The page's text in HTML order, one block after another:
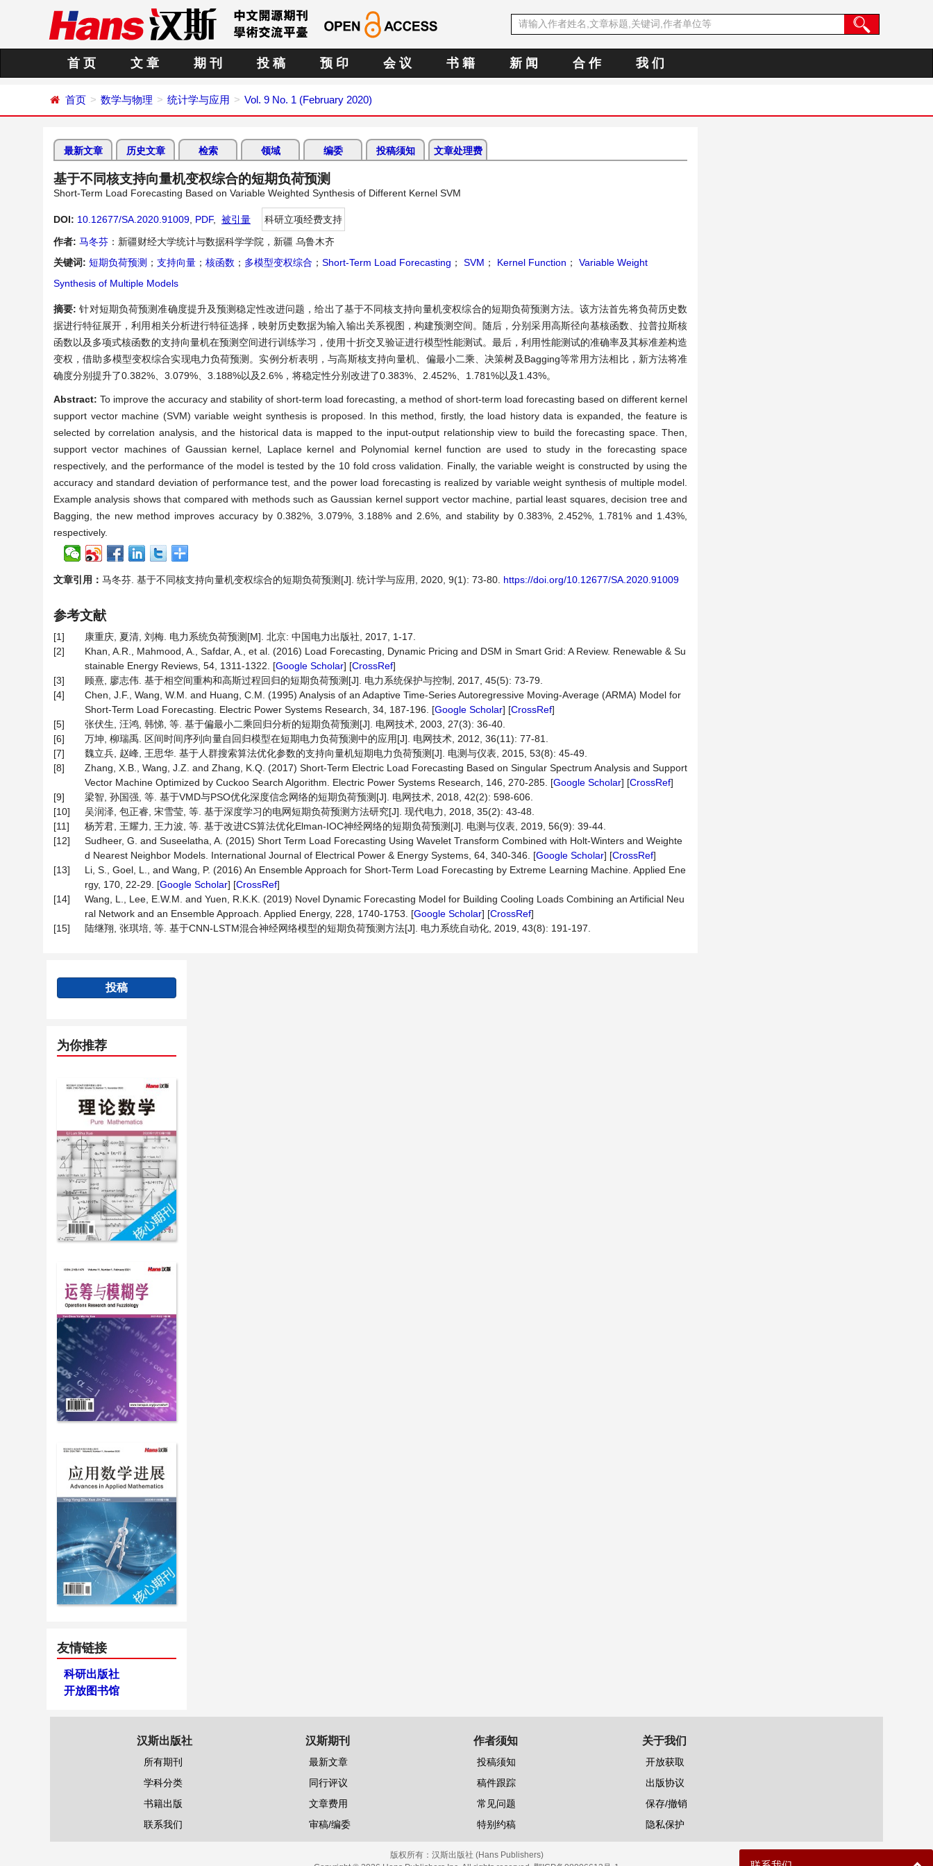
首 页 文 章 期 刊 投 稿 预 印 会 议 书 籍 新 闻 合 作 我 们
首页 数学与物理 统计学与应用 Vol. 9 No. 1 (February 2020)
最新文章 历史文章 检索 领域 编委 投稿须知 文章处理费
基于不同核支持向量机变权综合的短期负荷预测
Short-Term Load Forecasting Based on Variable Weighted Synthesis of Different Kernel SVM
DOI: 10.12677/SA.2020.91009 PDF, 被引量
科研立项经费支持
作者: 马冬芬 ：新疆财经大学统计与数据科学学院，新疆 乌鲁木齐
关键词: 短期负荷预测 ； 支持向量 ； 核函数 ； 多模型变权综合 ； Short-Term Load Forecasting ； SVM ； Kernel Function ；
Variable Weight
Synthesis of Multiple Models
摘要:针对短期负荷预测准确度提升及预测稳定性改进问题，给出了基于不同核支持向量机变权综合的短期负荷预测方法。该方法首先将负荷历史数
据进行特征展开，利用相关分析进行特征选择，映射历史数据为输入输出关系视图，构建预测空间。随后，分别采用高斯径向基核函数、拉普拉斯核
函数以及多项式核函数的支持向量机在预测空间进行训练学习，使用十折交叉验证进行模型性能测试。最后，利用性能测试的准确率及其标准差构造
变权，借助多模型变权综合实现电力负荷预测。实例分析表明，与高斯核支持向量机、偏最小二乘、决策树及Bagging等常用方法相比，新方法将准
确度分别提升了0.382%、3.079%、3.188%以及2.6%，将稳定性分别改进了0.383%、2.452%、1.781%以及1.43%。
Abstract:To improve the accuracy and stability of short-term load forecasting, a method of short-term load forecasting based on different kernel
support vector machine (SVM) variable weight synthesis is proposed. In this method, firstly, the load history data is expanded, the feature is
selected by correlation analysis, and the historical data is mapped to the input-output relationship view to build the forecasting space. Then,
support vector machines of Gaussian kernel, Laplace kernel and Polynomial kernel function are used to study in the forecasting space
respectively, and the performance of the model is tested by the 10 fold cross validation. Finally, the variable weight is constructed by using the
accuracy and standard deviation of performance test, and the power load forecasting is realized by variable weight synthesis of multiple model.
Example analysis shows that compared with methods such as Gaussian kernel support vector machine, partial least squares, decision tree and
Bagging, the new method improves accuracy by 0.382%, 3.079%, 3.188% and 2.6%, and stability by 0.383%, 2.452%, 1.781% and 1.43%,
respectively.
文章引用： 马冬芬. 基于不同核支持向量机变权综合的短期负荷预测[J]. 统计学与应用, 2020, 9(1): 73-80. https://doi.org/10.12677/SA.2020.91009
参考文献
[1]
康重庆, 夏清, 刘梅. 电力系统负荷预测[M]. 北京: 中国电力出版社, 2017, 1-17.
[2]
Khan, A.R., Mahmood, A., Safdar, A., et al. (2016) Load Forecasting, Dynamic Pricing and DSM in Smart Grid: A Review. Renewable & Su
stainable Energy Reviews, 54, 1311-1322. [Google Scholar] [CrossRef]
[3]
顾熹, 廖志伟. 基于相空间重构和高斯过程回归的短期负荷预测[J]. 电力系统保护与控制, 2017, 45(5): 73-79.
[4]
Chen, J.F., Wang, W.M. and Huang, C.M. (1995) Analysis of an Adaptive Time-Series Autoregressive Moving-Average (ARMA) Model for
Short-Term Load Forecasting. Electric Power Systems Research, 34, 187-196. [Google Scholar] [CrossRef]
[5]
张伏生, 汪鸿, 韩悌, 等. 基于偏最小二乘回归分析的短期负荷预测[J]. 电网技术, 2003, 27(3): 36-40.
[6]
万坤, 柳瑞禹. 区间时间序列向量自回归模型在短期电力负荷预测中的应用[J]. 电网技术, 2012, 36(11): 77-81.
[7]
魏立兵, 赵峰, 王思华. 基于人群搜索算法优化参数的支持向量机短期电力负荷预测[J]. 电测与仪表, 2015, 53(8): 45-49.
[8]
Zhang, X.B., Wang, J.Z. and Zhang, K.Q. (2017) Short-Term Electric Load Forecasting Based on Singular Spectrum Analysis and Support
Vector Machine Optimized by Cuckoo Search Algorithm. Electric Power Systems Research, 146, 270-285. [Google Scholar] [CrossRef]
[9]
梁智, 孙国强, 等. 基于VMD与PSO优化深度信念网络的短期负荷预测[J]. 电网技术, 2018, 42(2): 598-606.
[10]
吴润泽, 包正睿, 宋雪莹, 等. 基于深度学习的电网短期负荷预测方法研究[J]. 现代电力, 2018, 35(2): 43-48.
[11]
杨芳君, 王耀力, 王力波, 等. 基于改进CS算法优化Elman-IOC神经网络的短期负荷预测[J]. 电测与仪表, 2019, 56(9): 39-44.
[12]
Sudheer, G. and Suseelatha, A. (2015) Short Term Load Forecasting Using Wavelet Transform Combined with Holt-Winters and Weighte
d Nearest Neighbor Models. International Journal of Electrical Power & Energy Systems, 64, 340-346. [Google Scholar] [CrossRef]
[13]
Li, S., Goel, L., and Wang, P. (2016) An Ensemble Approach for Short-Term Load Forecasting by Extreme Learning Machine. Applied Ene
rgy, 170, 22-29. [Google Scholar] [CrossRef]
[14]
Wang, L., Lee, E.W.M. and Yuen, R.K.K. (2019) Novel Dynamic Forecasting Model for Building Cooling Loads Combining an Artificial Neu
ral Network and an Ensemble Approach. Applied Energy, 228, 1740-1753. [Google Scholar] [CrossRef]
[15]
陆继翔, 张琪培, 等. 基于CNN-LSTM混合神经网络模型的短期负荷预测方法[J]. 电力系统自动化, 2019, 43(8): 191-197.
投稿
为你推荐
友情链接
科研出版社
开放图书馆
汉斯出版社
所有期刊
学科分类
书籍出版
联系我们
汉斯期刊
最新文章
同行评议
文章费用
审稿/编委
作者须知
投稿须知
稿件跟踪
常见问题
特别约稿
关于我们
开放获取
出版协议
保存/撤销
隐私保护
版权所有： 汉斯出版社 (Hans Publishers)